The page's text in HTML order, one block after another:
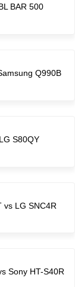
BAR 500
Q990B
S80QY
vs LG SNC4R
Sony HT-S40R